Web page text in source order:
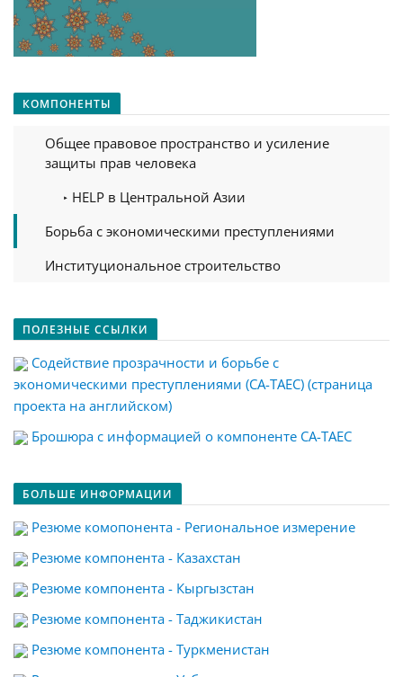
КОМПОНЕНТЫ
Общее правовое пространство и усиление
защиты прав человека
HELP в Центральной Азии
Борьба с экономическими преступлениями
Институциональное строительство
ПОЛЕЗНЫЕ ССЫЛКИ
Содействие прозрачности и борьбе с
экономическими преступлениями (CA-TAEC) (страница
проекта на английском)
Брошюра с информацией о компоненте CA-TAEC
БОЛЬШЕ ИНФОРМАЦИИ
Резюме комопонента - Региональное измерение
Резюме компонента - Казахстан
Резюме компонента - Кыргызстан
Резюме компонента - Таджикистан
Резюме компонента - Туркменистан